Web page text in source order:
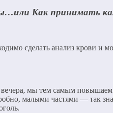
Как принимать
сделать анализ крови и
мы тем самым повышаем
малыми частями — так